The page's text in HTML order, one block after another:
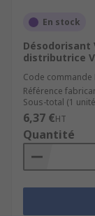
En stock
Désodorisant
distributrice
Code commande
Référence
Sous-total (1
6,37 €HT
Quantité